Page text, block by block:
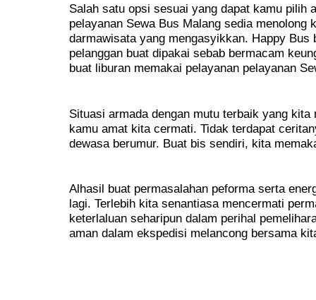
Salah satu opsi sesuai yang dapat kamu pilih
pelayanan Sewa Bus Malang sedia menolong
darmawisata yang mengasyikkan. Happy Bus
pelanggan buat dipakai sebab bermacam
buat liburan memakai pelayanan pelayanan
Situasi armada dengan mutu terbaik yang
kamu amat kita cermati. Tidak terdapat
dewasa berumur. Buat bis sendiri, kita
Alhasil buat permasalahan peforma serta
lagi. Terlebih kita senantiasa mencermati
keterlaluan seharipun dalam perihal
aman dalam ekspedisi melancong bersama